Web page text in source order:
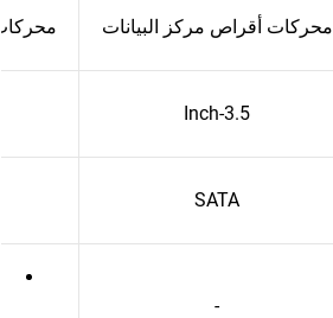
محركات أقراص مركز البيانات
3.5-Inch
SATA
-